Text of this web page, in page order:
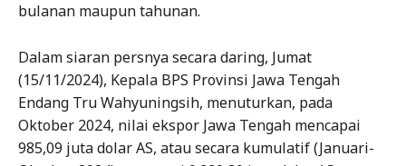
bulanan maupun tahunan.
Dalam siaran persnya secara daring, Jumat
(15/11/2024), Kepala BPS Provinsi Jawa Tengah
Endang Tru Wahyuningsih, menuturkan, pada
Oktober 2024, nilai ekspor Jawa Tengah mencapai
985,09 juta dolar AS, atau secara kumulatif (Januari-